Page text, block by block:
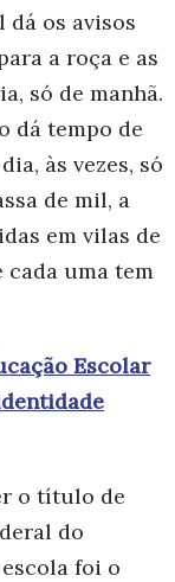
dá os avisos
a roça e as
só de manhã.
dá tempo de
às vezes, só
de mil, a
em vilas de
cada uma tem
Escolar
o título de
do
foi o